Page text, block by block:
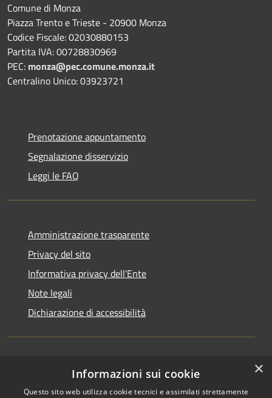
Comune di Monza
Piazza Trento e Trieste - 20900 Monza
Codice Fiscale: 02030880153
Partita IVA: 00728830969
PEC: monza@pec.comune.monza.it
Centralino Unico: 03923721
Prenotazione appuntamento
Segnalazione disservizio
Leggi le FAQ
Amministrazione trasparente
Privacy del sito
Informativa privacy dell'Ente
Note legali
Dichiarazione di accessibilità
Newsletter ×
Informazioni sui cookie
Questo sito web utilizza cookie tecnici e assimilati strettamente